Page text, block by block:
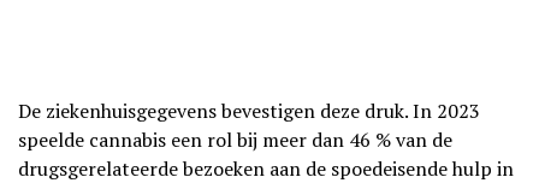
De ziekenhuisgegevens bevestigen deze druk. In 2023
speelde cannabis een rol bij meer dan 46 % van de
drugsgerelateerde bezoeken aan de spoedeisende hulp in